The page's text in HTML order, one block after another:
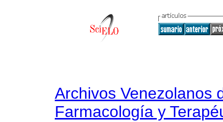
Archivos Venezolanos
Farmacología y